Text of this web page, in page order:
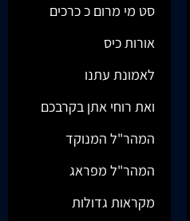
סט מי מרום כ כרכים
אורות כיס
לאמונת עתנו
ואת רוחי אתן בקרבכם
המהר"ל המנוקד
המהר"ל מפראג
מקראות גדולות